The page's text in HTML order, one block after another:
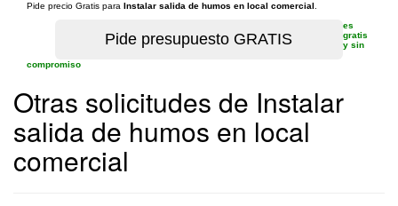
Pide precio Gratis para Instalar salida de humos en local comercial
es
gratis
y sin
compromiso
Otras solicitudes de Instalar
salida de humos en local
comercial